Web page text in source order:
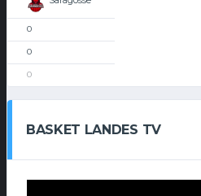
0
0
0
BASKET LANDES TV